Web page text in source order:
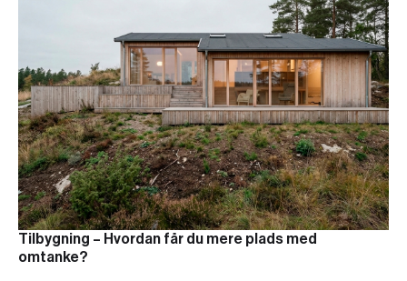
Tilbygning – Hvordan får du mere plads med
omtanke?